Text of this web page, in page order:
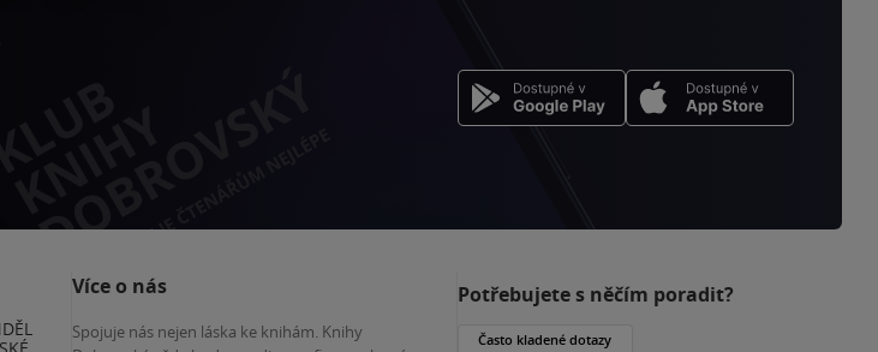
Více o nás
Spojuje nás nejen láska ke knihám. Knihy
Potřebujete s něčím poradit?
Často kladené dotazy